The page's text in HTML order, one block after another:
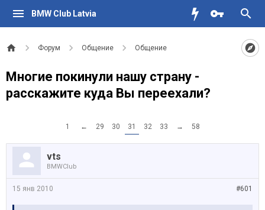
BMW Club Latvia
Форум Общение Общение
Многие покинули нашу страну -
расскажите куда Вы переехали?
1 ← 29 30 31 32 33 → 58
vts
BMWClub
#601
15 янв 2010